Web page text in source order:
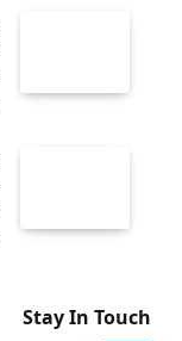
Stay In Touch